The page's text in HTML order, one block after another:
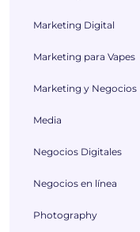
Marketing Digital
Marketing para Vapes
Marketing y Negocios
Media
Negocios Digitales
Negocios en línea
Photography